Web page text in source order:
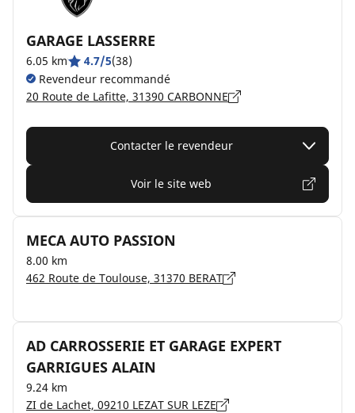
GARAGE LASSERRE
6.05 km 4.7/5(38)
Revendeur recommandé
20 Route de Lafitte, 31390 CARBONNE
Contacter le revendeur
Voir le site web
MECA AUTO PASSION
8.00 km
462 Route de Toulouse, 31370 BERAT
AD CARROSSERIE ET GARAGE EXPERT
GARRIGUES ALAIN
9.24 km
ZI de Lachet, 09210 LEZAT SUR LEZE